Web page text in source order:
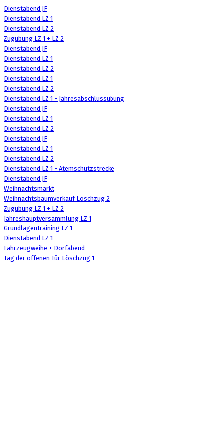
Dienstabend JF
Dienstabend LZ 1
Dienstabend LZ 2
Zugübung LZ 1 + LZ 2
Dienstabend JF
Dienstabend LZ 1
Dienstabend LZ 2
Dienstabend LZ 1
Dienstabend LZ 2
Dienstabend LZ 1 - Jahresabschlussübung
Dienstabend JF
Dienstabend LZ 1
Dienstabend LZ 2
Dienstabend JF
Dienstabend LZ 1
Dienstabend LZ 2
Dienstabend LZ 1 - Atemschutzstrecke
Dienstabend JF
Weihnachtsmarkt
Weihnachtsbaumverkauf Löschzug 2
Zugübung LZ 1 + LZ 2
Jahreshauptversammlung LZ 1
Grundlagentraining LZ 1
Dienstabend LZ 1
Fahrzeugweihe + Dorfabend
Tag der offenen Tür Löschzug 1